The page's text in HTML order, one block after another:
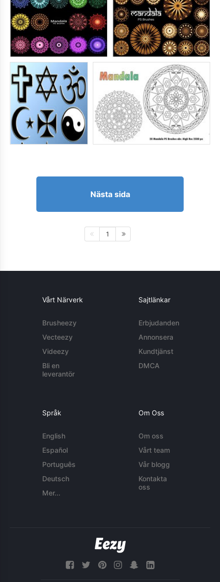
Nästa sida
1
Vårt Närverk
Brusheezy
Vecteezy
Videezy
Bli en
leverantör
Sajtlänkar
Erbjudanden
Annonsera
Kundtjänst
DMCA
Språk
English
Español
Português
Deutsch
Mer...
Om Oss
Om oss
Vårt team
Vår blogg
Kontakta
oss